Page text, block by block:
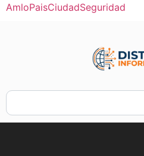
AmloPaisCiudadSeguridad